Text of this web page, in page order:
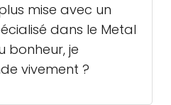
mise avec un
dans le Metal
bonheur, je
vivement ?